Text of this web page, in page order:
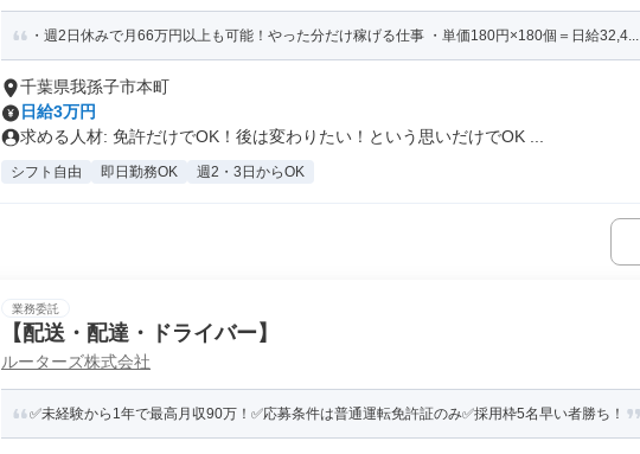
・週2日休みで月66万円以上も可能！やった分だけ稼げる仕事 ・単価180円×180個＝日給32,4...
千葉県我孫子市本町
日給3万円
求める人材: 免許だけでOK！後は変わりたい！という思いだけでOK ...
シフト自由 即日勤務OK 週2・3日からOK
業務委託
【配送・配達・ドライバー】
ルーターズ株式会社
✅未経験から1年で最高月収90万！✅応募条件は普通運転免許証のみ✅採用枠5名早い者勝ち！